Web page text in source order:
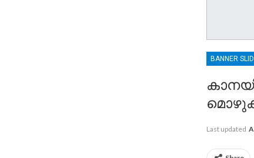
BANNER
Last updated